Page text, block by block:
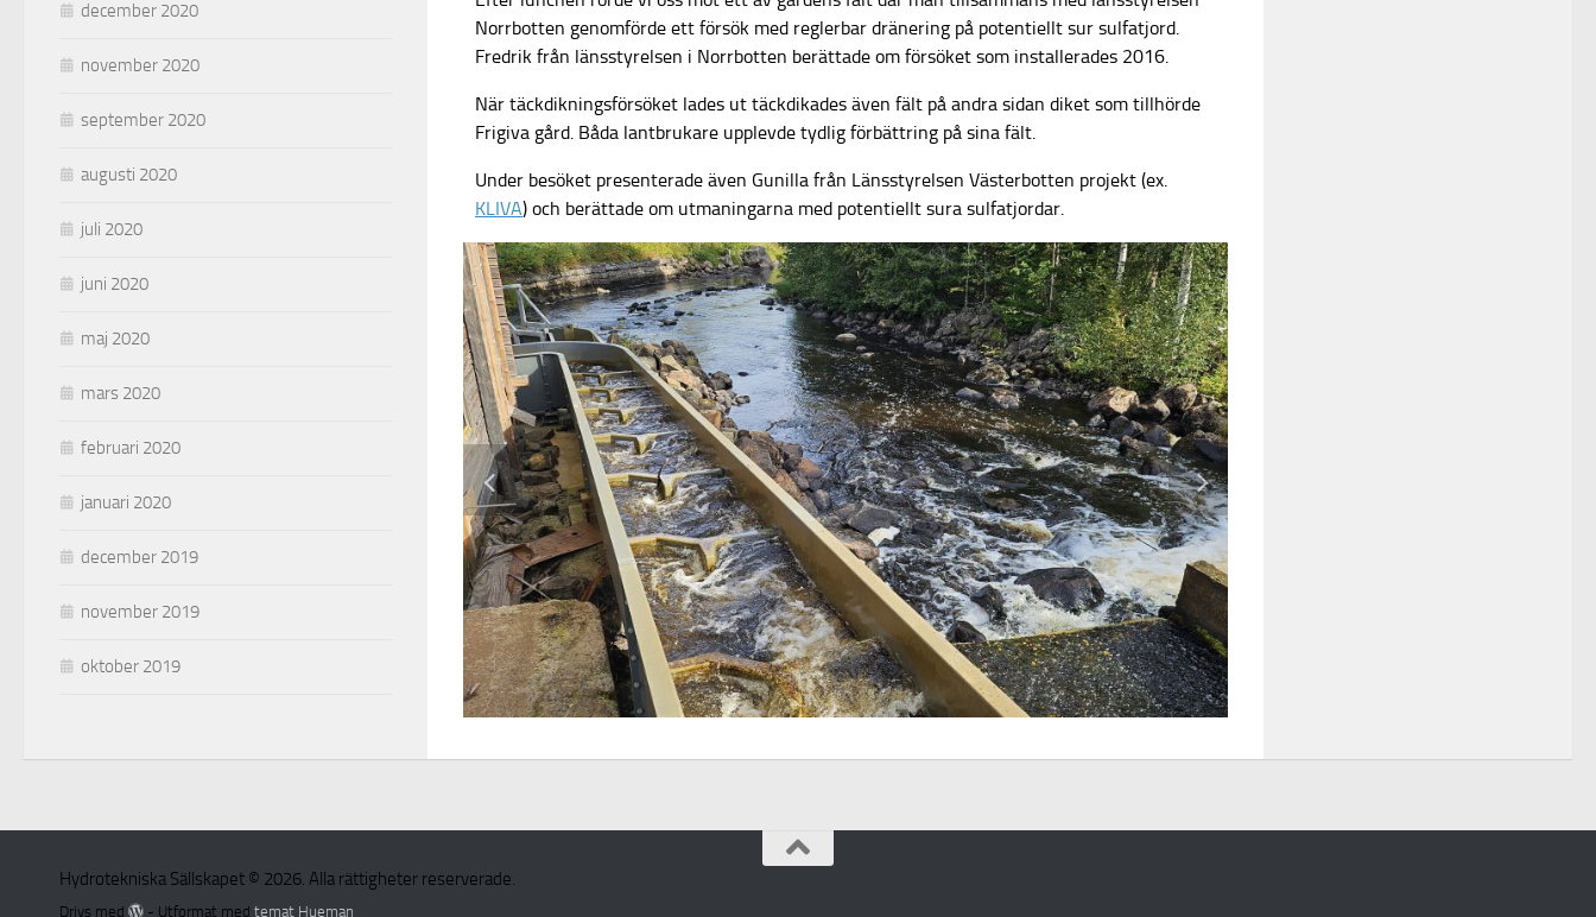
Norrbotten genomförde ett försök med reglerbar dränering på potentiellt sur sulfatjord.
Fredrik från länsstyrelsen i Norrbotten berättade om försöket som installerades 2016.
När täckdikningsförsöket lades ut täckdikades även fält på andra sidan diket som tillhörde
Frigiva gård. Båda lantbrukare upplevde tydlig förbättring på sina fält.
Under besöket presenterade även Gunilla från Länsstyrelsen Västerbotten projekt (ex.
KLIVA) och berättade om utmaningarna med potentiellt sura sulfatjordar.
december 2020
november 2020
september 2020
augusti 2020
juli 2020
juni 2020
maj 2020
mars 2020
februari 2020
januari 2020
december 2019
november 2019
oktober 2019
Hydrotekniska Sällskapet © 2026. Alla rättigheter reserverade.
Drivs med - Utformat medtemat Hueman